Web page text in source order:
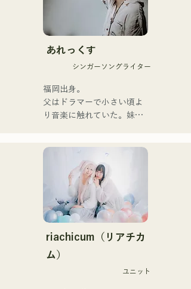
1stシングル「雑に畳んで」
を2025年1月23日にリリー
成、バンド編成などさまざ
まな形で音楽を表現する。
レコーディングやライブの
meowの大晟（Dr.）、the
perfect meの末廣悠弥
（Gt.）、xanadooのS0.
（Ba.）を迎え、活動を行
う。
【NEW SINGLE】
2025年6月25日に新曲「世
界は愛なんだ」をリリー
あれっくす
シンガーソングライター
福岡出身。
父はドラマーで小さい頃よ
り音楽に触れていた。妹
家族で音楽を楽しむミュー
ジックファミリー。
10代後半にアメリカへ4年
半留学。
現在はLOVE FMの"music
×serendipity"でラジオDJを
務める。
デルやタレントとしても活
躍中。世界的有名なオーデ
riachicum（リアチカ
ム）
ユニット